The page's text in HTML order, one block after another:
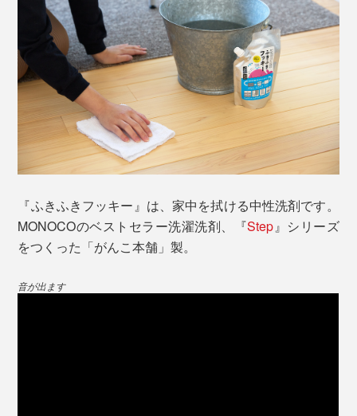
使い方はカンタン。
(1)水5ℓに、『ふきふきフッキー』5㎖を入れて、「洗浄
液」をつくります。ベルガモット精油のほんのりいい香
拭いた後は、サラッと気持ちいい手触りを感じます。し
かも、自然なツヤができて、リビングが、なんだか明る
く見えるみたい。
窓ガラスは、気づいていなかった、手垢やホコリがとれ
てスッキリ。ガラスが、文字どおりキラキラ輝いていま
『ふきふきフッキー』は、家中を拭ける中性洗剤です。
MONOCOのベストセラー洗濯洗剤、『Step 』シリーズ
をつくった「がんこ本舗」製。
音が出ます